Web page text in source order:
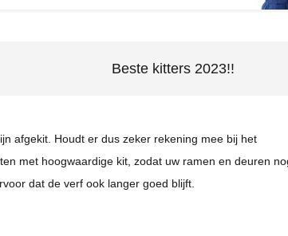
Beste kitters 2023!!
afgekit. Houdt er dus zeker rekening mee bij het
met hoogwaardige kit, zodat uw ramen en deuren
dat de verf ook langer goed blijft.